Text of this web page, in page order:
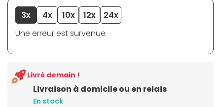
3x 4x 10x 12x
24x
Une erreur est survenue
Livraison à domicile ou en relais
En stock
Livré demain !